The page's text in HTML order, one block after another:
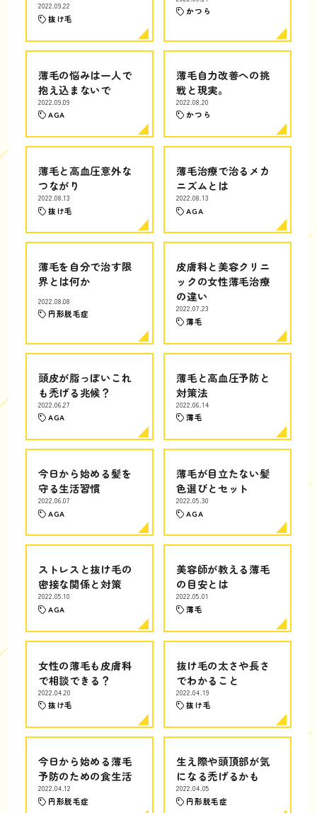
2022.09.22
抜け毛
かつら
薄毛の悩みは一人で
抱え込まないで
2022.09.09
AGA
薄毛自力改善への挑
戦と現実。
2022.08.20
かつら
薄毛と高血圧意外な
つながり
2022.08.13
抜け毛
薄毛治療で治るメカ
ニズムとは
2022.08.13
AGA
薄毛を自分で治す限
界とは何か
2022.08.08
円形脱毛症
皮膚科と美容クリニ
ックの女性薄毛治療
の違い
2022.07.23
薄毛
頭皮が脂っぽいこれ
も禿げる兆候？
2022.06.27
AGA
薄毛と高血圧予防と
対策法
2022.06.14
薄毛
今日から始める髪を
守る生活習慣
2022.06.07
AGA
薄毛が目立たない髪
色選びとセット
2022.05.30
AGA
ストレスと抜け毛の
密接な関係と対策
2022.05.10
AGA
美容師が教える薄毛
の目安とは
2022.05.01
薄毛
女性の薄毛も皮膚科
で相談できる？
2022.04.20
抜け毛
抜け毛の太さや長さ
でわかること
2022.04.19
抜け毛
今日から始める薄毛
予防のための食生活
2022.04.12
円形脱毛症
生え際や頭頂部が気
になる禿げるかも
2022.04.05
円形脱毛症